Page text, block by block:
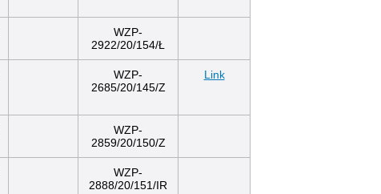
WZP-
2922/20/154/Ł
WZP-
2685/20/145/Z
Link
WZP-
2859/20/150/Z
WZP-
2888/20/151/IR